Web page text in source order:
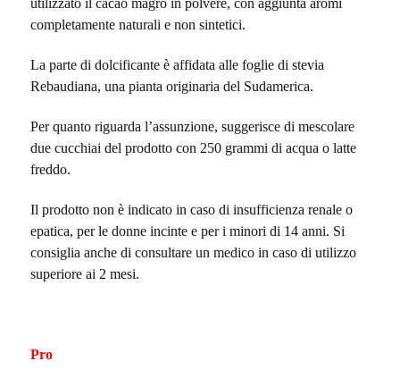
utilizzato il cacao magro in polvere, con aggiunta aromi
completamente naturali e non sintetici.
La parte di dolcificante è affidata alle foglie di stevia
Rebaudiana, una pianta originaria del Sudamerica.
Per quanto riguarda l’assunzione, suggerisce di mescolare
due cucchiai del prodotto con 250 grammi di acqua o latte
freddo.
Il prodotto non è indicato in caso di insufficienza renale o
epatica, per le donne incinte e per i minori di 14 anni. Si
consiglia anche di consultare un medico in caso di utilizzo
superiore ai 2 mesi.
Pro